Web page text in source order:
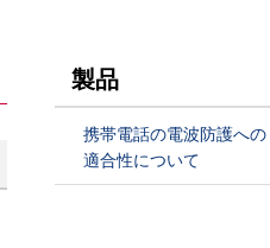
製品
携帯電話の電波防護への
適合性について